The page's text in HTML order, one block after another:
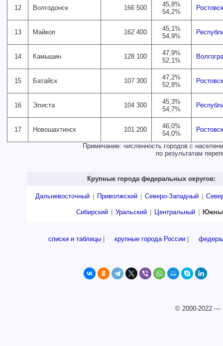
12 Волгодонск 166 500
45,8%
54,2%
13 Майкоп 162 400
45,1%
54,9%
14 Камышин 128 100
47,9%
52,1%
15 Батайск 107 300
47,2%
52,8%
16 Элиста 104 300
45,3%
54,7%
17 Новошахтинск 101 200
46,0%
54,0%
Примечание: численность городов с
по результатам
Крупные города федеральных округов:
Дальневосточный Приволжский Северо-Западный
Сибирский Уральский Центральный
списки и таблицы крупные города России
© 2000-2022 —